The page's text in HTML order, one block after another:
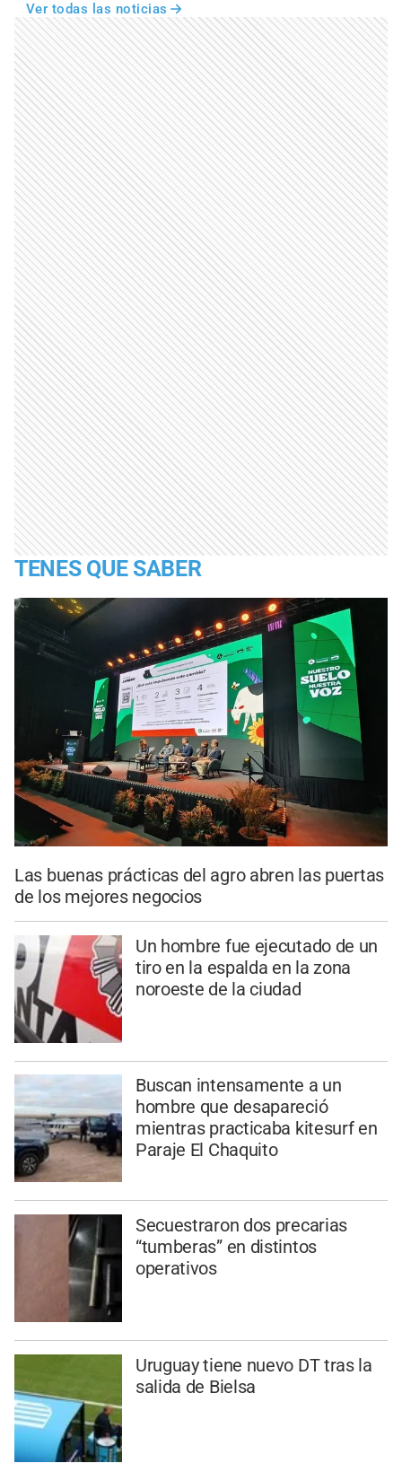
Ver todas las noticias
TENES QUE SABER
Las buenas prácticas del agro abren las puertas
de los mejores negocios
Un hombre fue ejecutado de un
tiro en la espalda en la zona
noroeste de la ciudad
Buscan intensamente a un
hombre que desapareció
mientras practicaba kitesurf en
Paraje El Chaquito
Secuestraron dos precarias
“tumberas” en distintos
operativos
Uruguay tiene nuevo DT tras la
salida de Bielsa